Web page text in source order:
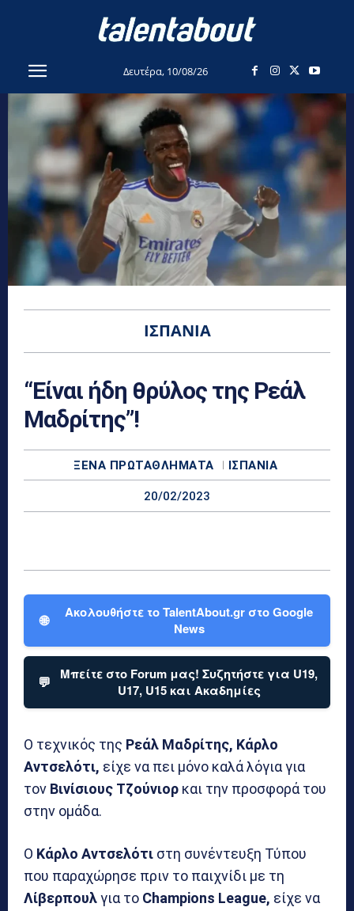
Δευτέρα, 10/08/26
ΙΣΠΑΝΊΑ
“Είναι ήδη θρύλος της Ρεάλ
Μαδρίτης”!
ΞΈΝΑ ΠΡΩΤΑΘΛΉΜΑΤΑ ΙΣΠΑΝΊΑ
20/02/2023
🌐
Ακολουθήστε το TalentAbout.gr στο Google
News
💬
Μπείτε στο Forum μας! Συζητήστε για U19,
U17, U15 και Ακαδημίες
Ο τεχνικός της Ρεάλ Μαδρίτης, Κάρλο
Αντσελότι, είχε να πει μόνο καλά λόγια για
τον Βινίσιους Τζούνιορ και την προσφορά του
στην ομάδα.
Ο Κάρλο Αντσελότι στη συνέντευξη Τύπου
που παραχώρησε πριν το παιχνίδι με τη
Λίβερπουλγια το Champions League, είχε να